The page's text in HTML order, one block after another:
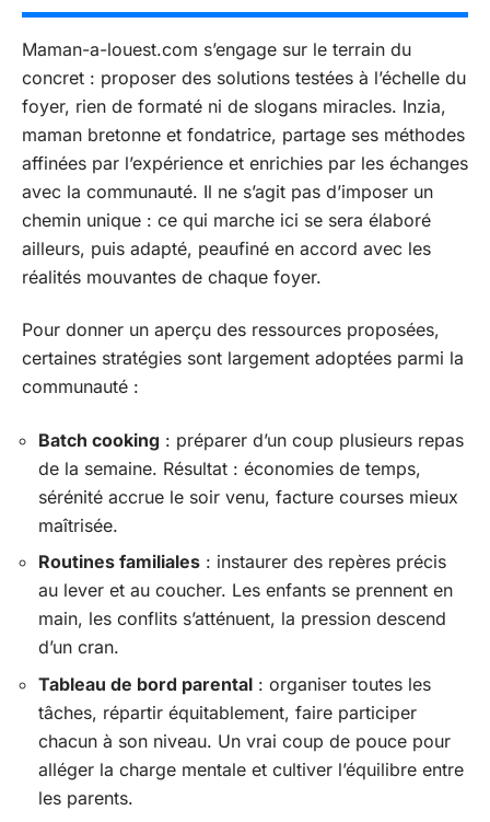
Maman-a-louest.com s’engage sur le terrain du
concret : proposer des solutions testées à l’échelle du
foyer, rien de formaté ni de slogans miracles. Inzia,
maman bretonne et fondatrice, partage ses méthodes
affinées par l’expérience et enrichies par les échanges
avec la communauté. Il ne s’agit pas d’imposer un
chemin unique : ce qui marche ici se sera élaboré
ailleurs, puis adapté, peaufiné en accord avec les
réalités mouvantes de chaque foyer.
Pour donner un aperçu des ressources proposées,
certaines stratégies sont largement adoptées parmi la
communauté :
Batch cooking : préparer d’un coup plusieurs repas
de la semaine. Résultat : économies de temps,
sérénité accrue le soir venu, facture courses mieux
maîtrisée.
Routines familiales : instaurer des repères précis
au lever et au coucher. Les enfants se prennent en
main, les conflits s’atténuent, la pression descend
d’un cran.
Tableau de bord parental : organiser toutes les
tâches, répartir équitablement, faire participer
chacun à son niveau. Un vrai coup de pouce pour
alléger la charge mentale et cultiver l’équilibre entre
les parents.